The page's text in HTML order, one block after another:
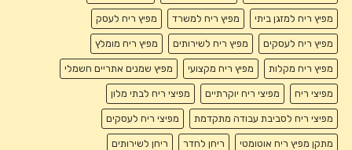
מפיץ ריח למזגן ביתי מפיץ ריח למשרד מפיץ ריח לעסק
מפיץ ריח לעסקים מפיץ ריח לשירותים מפיץ ריח מומלץ
מפיץ ריח מקלות מפיץ ריח מקצועי מפיץ שמנים אתריים חשמלי
מפיצי ריח מפיצי ריח יוקרתיים מפיצי ריח לבתי מלון
מפיצי ריח לסביבת עבודה מתקדמת מפיצי ריח לעסקים
מתקן מפיץ ריח אוטומטי ריחן לחדר ריחן לשירותים